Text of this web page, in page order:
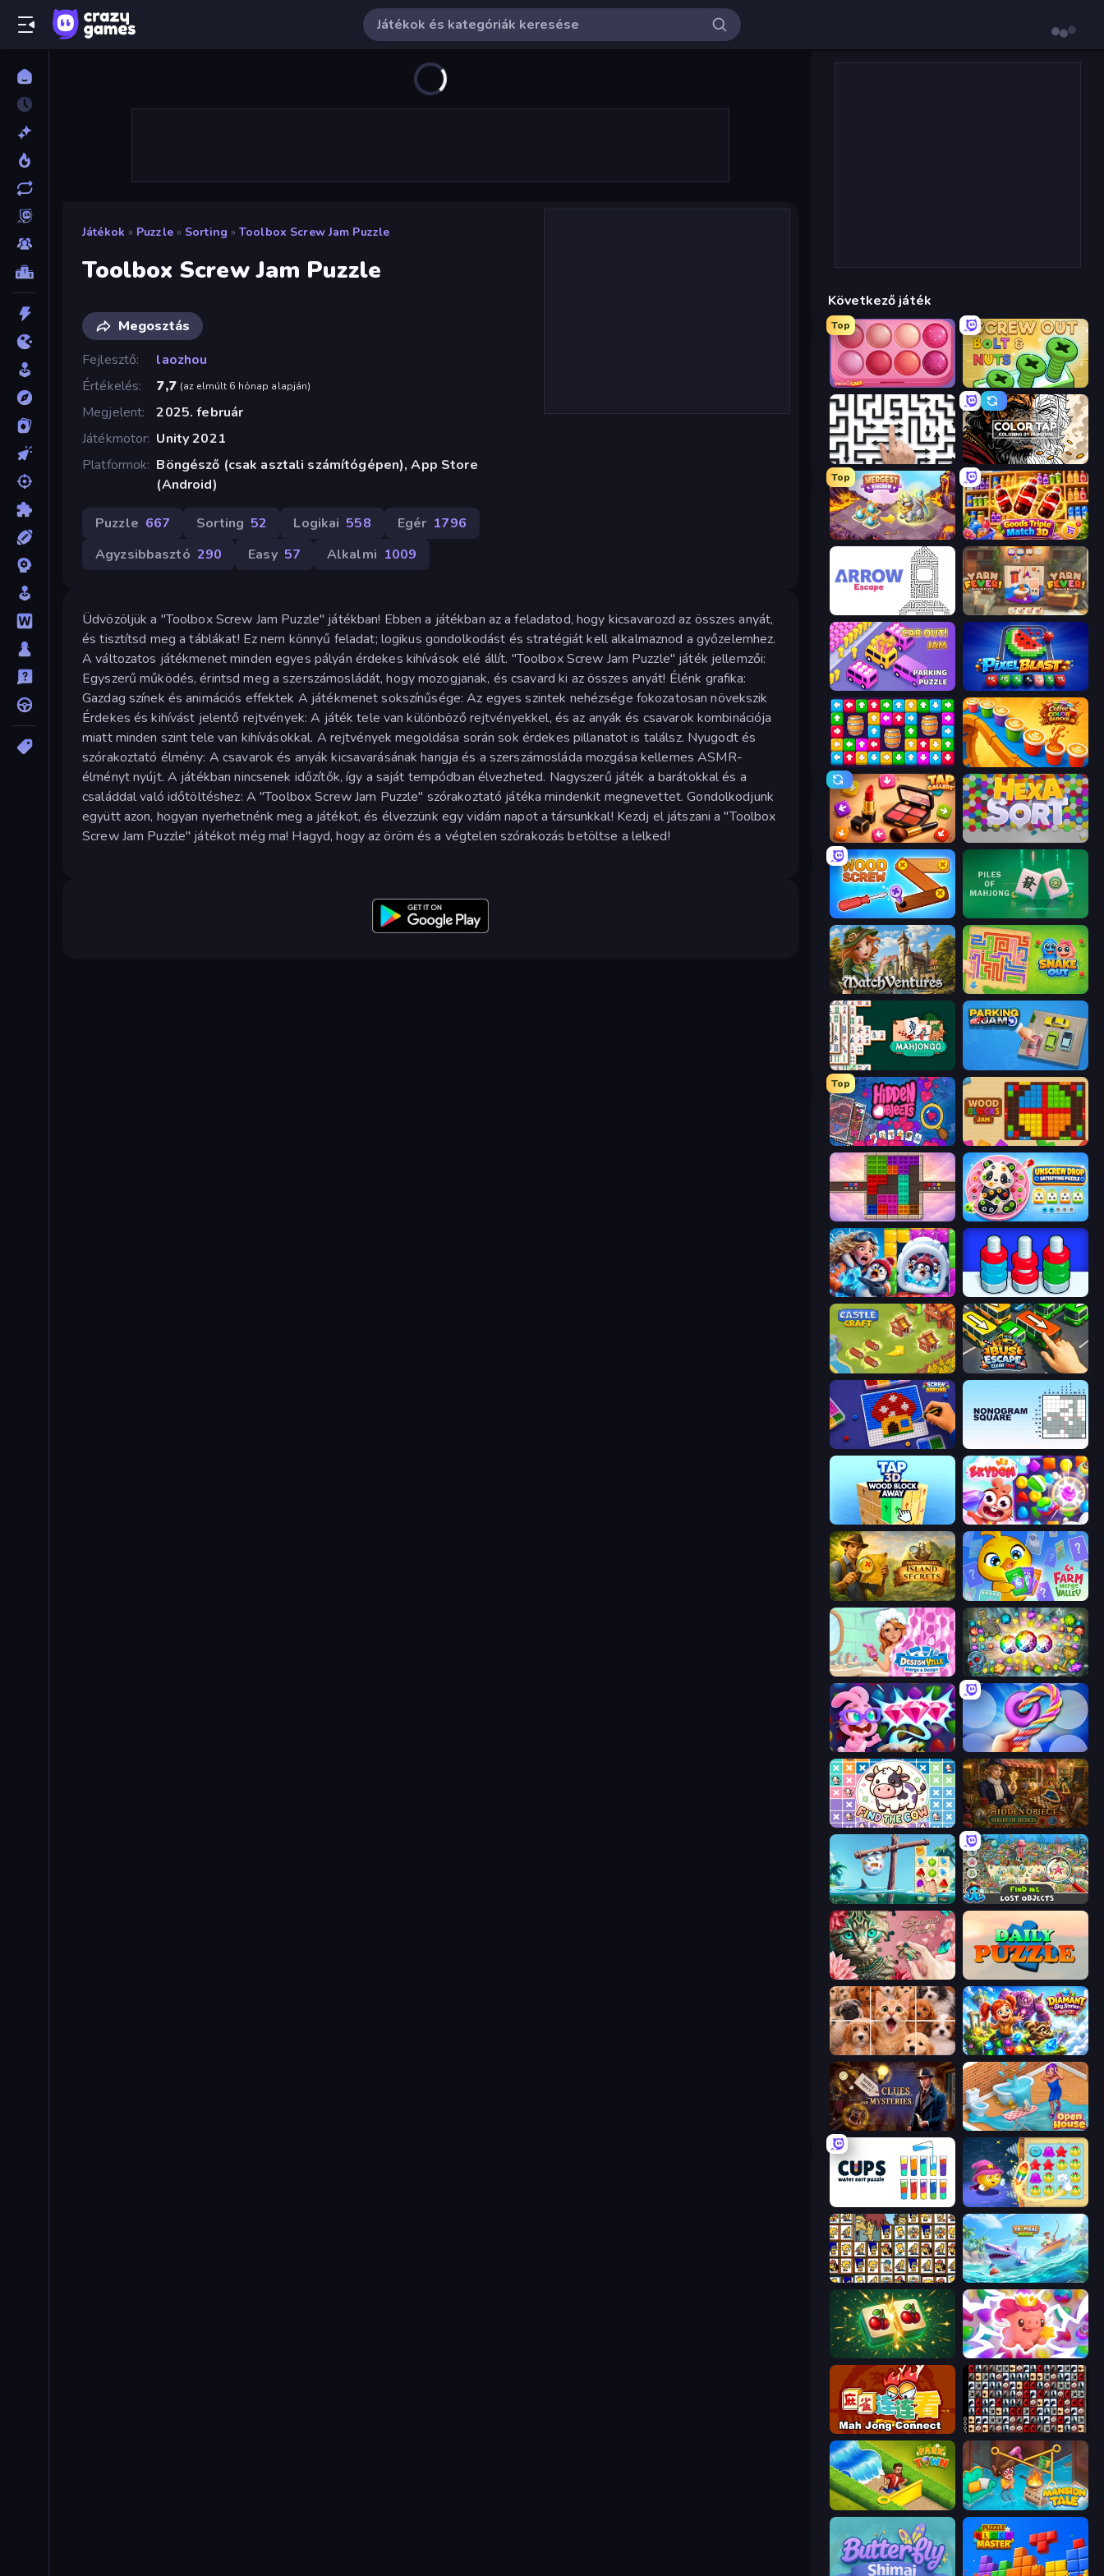
Játékok » Puzzle » Sorting » Toolbox Screw Jam Puzzle
Toolbox Screw Jam Puzzle
Megosztás
Fejlesztő
laozhou
Értékelés
7,7 (az elmúlt 6 hónap alapján)
Megjelent
2025. február
Játékmotor Unity 2021
Platformok Böngésző (csak asztali számítógépen), App Store
(Android)
Puzzle 667 Sorting 52 Logikai 558 Egér 1796
Agyzsibbasztó 290 Easy 57 Alkalmi 1009
Üdvözöljük a "Toolbox Screw Jam Puzzle" játékban! Ebben a játékban az a feladatod, hogy kicsavarozd az összes anyát,
és tisztítsd meg a táblákat! Ez nem könnyű feladat; logikus gondolkodást és stratégiát kell alkalmaznod a győzelemhez.
A változatos játékmenet minden egyes pályán érdekes kihívások elé állít. "Toolbox Screw Jam Puzzle" játék jellemzői:
Egyszerű működés, érintsd meg a szerszámosládát, hogy mozogjanak, és csavard ki az összes anyát! Élénk grafika:
Gazdag színek és animációs effektek A játékmenet sokszínűsége: Az egyes szintek nehézsége fokozatosan növekszik
Érdekes és kihívást jelentő rejtvények: A játék tele van különböző rejtvényekkel, és az anyák és csavarok kombinációja
miatt minden szint tele van kihívásokkal. A rejtvények megoldása során sok érdekes pillanatot is találsz. Nyugodt és
szórakoztató élmény: A csavarok és anyák kicsavarásának hangja és a szerszámosláda mozgása kellemes ASMR-
élményt nyújt. A játékban nincsenek időzítők, így a saját tempódban élvezheted. Nagyszerű játék a barátokkal és a
családdal való időtöltéshez: A "Toolbox Screw Jam Puzzle" szórakoztató játéka mindenkit megnevettet. Gondolkodjunk
együtt azon, hogyan nyerhetnénk meg a játékot, és élvezzünk egy vidám napot a társunkkal! Kezdj el játszani a "Toolbox
Screw Jam Puzzle" játékot még ma! Hagyd, hogy az öröm és a végtelen szórakozás betöltse a lelked!
Következő játék
Top
Piece of Cake: Merge and Bake Screw Out: Bolts and Nuts
Arrow Escape: Puzzle Color Tap: Coloring by Numbers
Top
Mergest Kingdom Goods Triple Match 3D
Arrow Escape Yarn Fever! Unravel Puzzle
Car OUT! Jam Parking Puzzle Pixel Blast
Tap Away Story Coffee Color Blocks
Tap Gallery
Wood Screw: Bolts Puzzle Piles of Mahjong
MatchVentures Snake Out: Maze Escape
Mahjongg Solitaire
Top
Hidden Objects Wood Blocks Jam
Color Cube Puzzle Unscrew Drop: Satisfying Puzzle
Captain Blast
Castle Craft Bus Escape: Clear Jam
Screw Sorting
Skydom
Hidden Objects: Island Secrets Farm Merge Valley
Designville: Merge & Design Forgotten Treasure 2
Skydom: Reforged Twisted Tangle
Find The Cow Hidden Object: Street Of Secrets
Sugar Heroes Find Me: Lost Objects
Favorite Puzzles
Jigpic Solitaire Diamant: Sky Stories Match 3
Hidden Object: Clues and Mysteries Open House
Cups - Water Sort Puzzle Candy Riddles
Tiles of the Simpsons Tropical Merge
Mahjong Puzzle: Tile Match Match Arena
Mahjong Connect (Legacy) War Mahjong
Park Town Mansion Tale: Merge Secrets